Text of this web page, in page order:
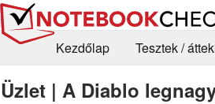
Kezdőlap
Tesztek /
Üzlet | A Diablo